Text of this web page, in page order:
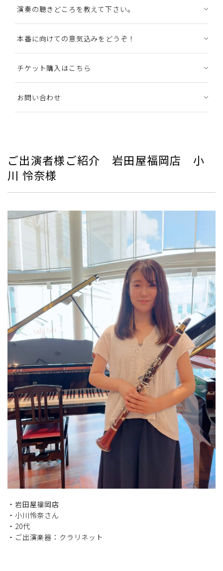
演奏の聴きどころを教えて下さい。
本番に向けての意気込みをどうぞ！
チケット購入はこちら
お問い合わせ
ご出演者様ご紹介 岩田屋福岡店 小
川 怜奈様
・岩田屋福岡店
・小川怜奈さん
・20代
・ご出演楽器：クラリネット